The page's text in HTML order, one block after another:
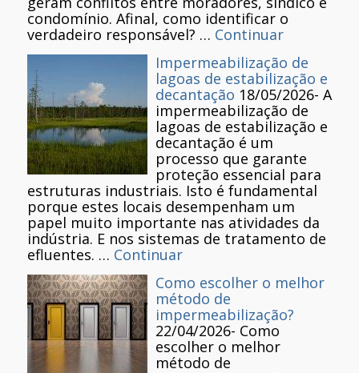
condomínio. Afinal, como identificar o
verdadeiro responsável? … Continuar
Impermeabilização de
lagoas de estabilização e
decantação 18/05/2026- A
impermeabilização de
lagoas de estabilização e
decantação é um
processo que garante
proteção essencial para
estruturas industriais. Isto é fundamental
porque estes locais desempenham um
papel muito importante nas atividades da
indústria. E nos sistemas de tratamento de
efluentes. … Continuar
Como escolher o melhor
método de
impermeabilização?
22/04/2026- Como
escolher o melhor
método de